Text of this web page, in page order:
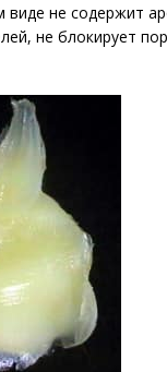
виде не содержит
не блокирует